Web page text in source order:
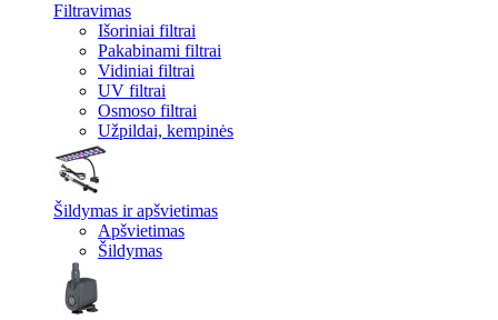
Filtravimas
Išoriniai filtrai
Pakabinami filtrai
Vidiniai filtrai
UV filtrai
Osmoso filtrai
Užpildai, kempinės
Šildymas ir apšvietimas
Apšvietimas
Šildymas